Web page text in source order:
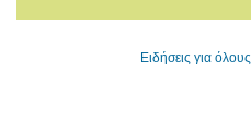
Ειδήσεις για όλους